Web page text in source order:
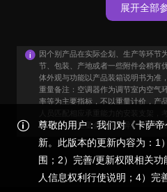
因个别产品在实际企划、生产等环节
节、包装、产地或者一些附件会稍有
体外观与功能以产品装箱说明书为准
重量备注：空调器作为调节室内空气
率等为主要指标，不以重量计价，产
和产品实际重量会存在差异，不影响
展开全部
尊敬的用户：我们对《卡萨
新。此版本的更新内容为：1
围；2）完善/更新权限相关
人信息权利行使说明；4）完